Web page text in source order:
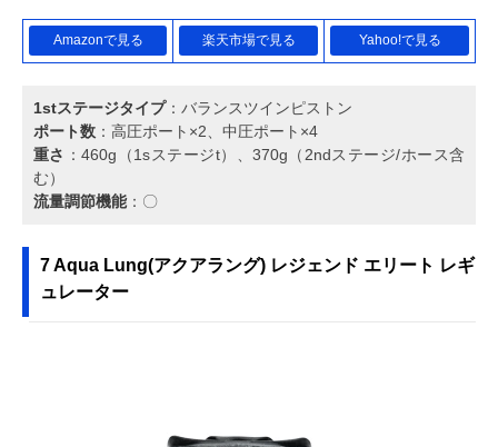
Amazonで見る 楽天市場で見る Yahoo!で見る
1stステージタイプ：バランスツインピストン
ポート数 ：高圧ポート×2、中圧ポート×4
重さ ：460g（1sステージt）、370g（2ndステージ/ホース含
む）
流量調節機能：〇
7 Aqua Lung(アクアラング) レジェンド エリート レギ
ュレーター